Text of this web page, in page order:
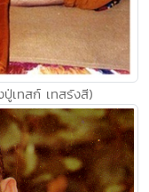
เทสก์ เทสรังสี)